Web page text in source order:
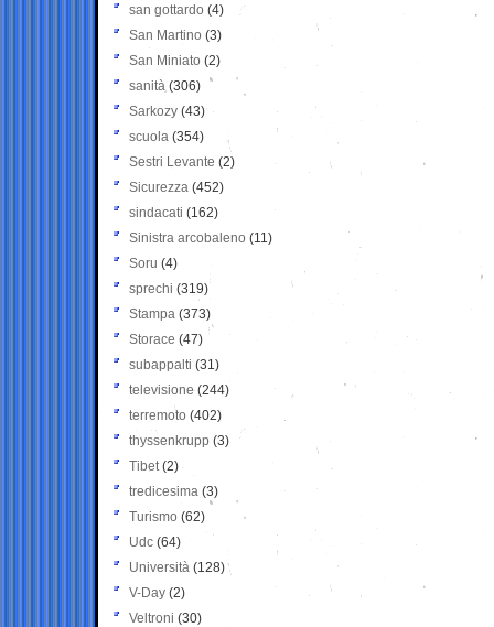
san gottardo (4)
San Martino (3)
San Miniato (2)
sanità (306)
Sarkozy (43)
scuola (354)
Sestri Levante (2)
Sicurezza (452)
sindacati (162)
Sinistra arcobaleno (11)
Soru (4)
sprechi (319)
Stampa (373)
Storace (47)
subappalti (31)
televisione(244)
terremoto (402)
thyssenkrupp (3)
Tibet(2)
tredicesima (3)
Turismo (62)
Udc (64)
Università (128)
V-Day (2)
Veltroni (30)